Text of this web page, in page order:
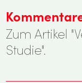
Zum Artikel
Studie".